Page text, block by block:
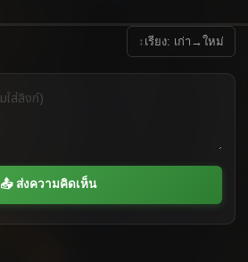
↕ เรียง: เก่า→ใหม่
📤 ส่งความคิดเห็น